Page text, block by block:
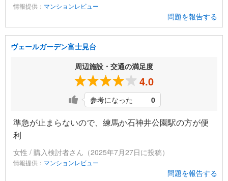
情報提供： マンションレビュー
問題を報告する
ヴェールガーデン富士見台
周辺施設・交通の満足度
4.0
参考になった 0
準急が止まらないので、練馬か石神井公園駅の方が便
利
女性 / 購入検討者さん（2025年7月27日に投稿）
情報提供： マンションレビュー
問題を報告する